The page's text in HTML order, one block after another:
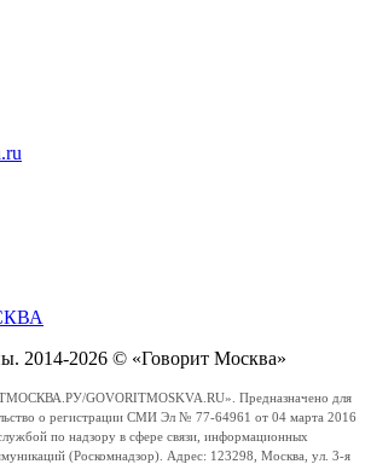
2014-2026 © «Говорит Москва»
GOVORITMOSKVA.RU». Предназначено для
о регистрации СМИ Эл № 77-64961 от 04 марта 2016
по надзору в сфере связи, информационных
(Роскомнадзор). Адрес: 123298, Москва, ул. 3-я